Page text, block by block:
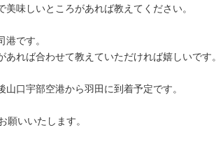
味しいところがあれば教えてください。
です。
れば合わせて教えていただければ嬉しいです。
口宇部空港から羽田に到着予定です。
いいたします。